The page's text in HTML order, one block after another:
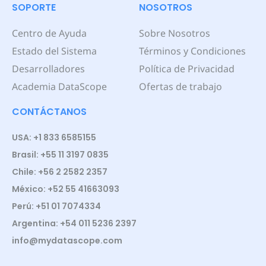
SOPORTE
Centro de Ayuda
Estado del Sistema
Desarrolladores
Academia DataScope
NOSOTROS
Sobre Nosotros
Términos y Condiciones
Política de Privacidad
Ofertas de trabajo
CONTÁCTANOS
USA: +1 833 6585155
Brasil: +55 11 3197 0835
Chile: +56 2 2582 2357
México: +52 55 41663093
Perú: +51 01 7074334
Argentina: +54 011 5236 2397
info@mydatascope.com